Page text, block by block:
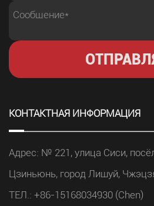
КОНТАКТНАЯ ИНФОРМАЦИЯ
Адрес: № 221, улица Сиси,
Цзиньюнь, город Лишуй,
ТЕЛ.: +86-15168034930 (Chen)